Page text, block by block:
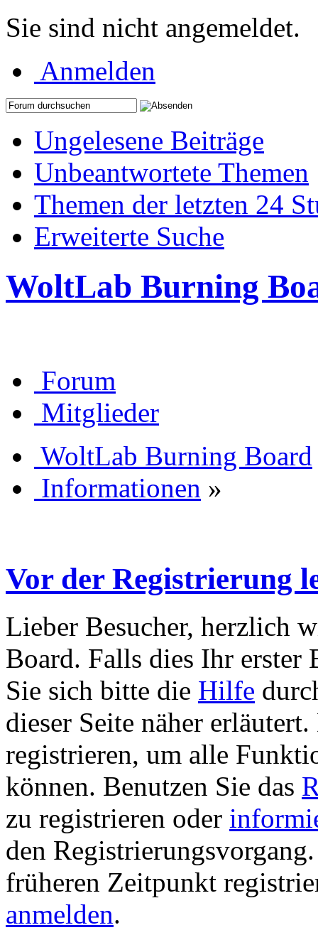
Sie sind nicht angemeldet.
Anmelden
Ungelesene Beiträge
Unbeantwortete Themen
Themen der letzten 24
Erweiterte Suche
WoltLab Burning
Forum
Mitglieder
WoltLab Burning Board
Informationen »
Vor der Registrierung
Lieber Besucher, herzlich
Board. Falls dies Ihr erster
Sie sich bitte die Hilfe
dieser Seite näher
registrieren, um alle
können. Benutzen Sie das
zu registrieren oder
den
früheren Zeitpunkt
anmelden.